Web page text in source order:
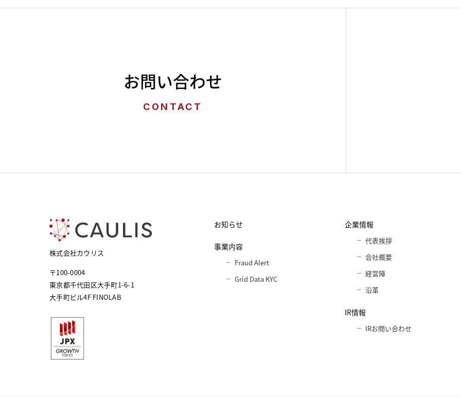
お問い合わせ
CONTACT
株式会社カウリス
〒100-0004
東京都千代田区大手町1-6-1
大手町ビル4F FINOLAB
お知らせ
事業内容
Fraud Alert
Grid Data KYC
企業情報
代表挨拶
会社概要
経営陣
沿革
IR情報
IRお問い合わせ